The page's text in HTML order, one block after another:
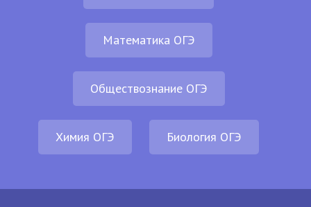
Математика ОГЭ
Обществознание ОГЭ
Химия ОГЭ Биология ОГЭ